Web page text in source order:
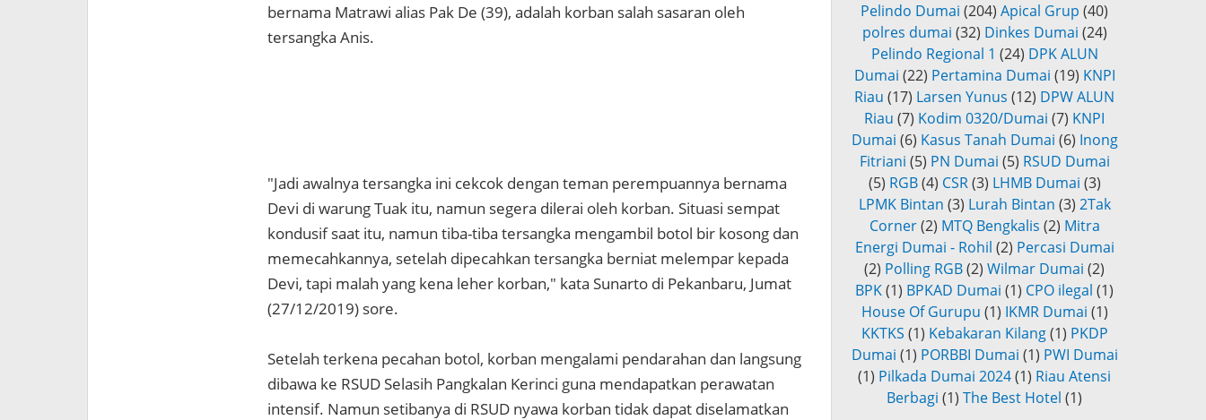
bernama Matrawi alias Pak De (39), adalah korban salah sasaran oleh
tersangka Anis.
"Jadi awalnya tersangka ini cekcok dengan teman perempuannya bernama
Devi di warung Tuak itu, namun segera dilerai oleh korban. Situasi sempat
kondusif saat itu, namun tiba-tiba tersangka mengambil botol bir kosong dan
memecahkannya, setelah dipecahkan tersangka berniat melempar kepada
Devi, tapi malah yang kena leher korban," kata Sunarto di Pekanbaru, Jumat
(27/12/2019) sore.
Setelah terkena pecahan botol, korban mengalami pendarahan dan langsung
dibawa ke RSUD Selasih Pangkalan Kerinci guna mendapatkan perawatan
intensif. Namun setibanya di RSUD nyawa korban tidak dapat diselamatkan
Pelindo Dumai (204) Apical Grup (40)
polres dumai (32) Dinkes Dumai (24)
Pelindo Regional 1 (24) DPK ALUN
Dumai (22) Pertamina Dumai (19) KNPI
Riau (17) Larsen Yunus (12) DPW ALUN
Riau (7) Kodim 0320/Dumai (7) KNPI
Dumai (6) Kasus Tanah Dumai (6) Inong
Fitriani (5) PN Dumai (5) RSUD Dumai
(5) RGB (4) CSR (3) LHMB Dumai (3)
LPMK Bintan (3) Lurah Bintan (3) 2Tak
Corner (2) MTQ Bengkalis (2) Mitra
Energi Dumai - Rohil (2) Percasi Dumai
(2) Polling RGB(2) Wilmar Dumai (2)
BPK(1) BPKAD Dumai (1) CPO ilegal (1)
House Of Gurupu (1) IKMR Dumai (1)
KKTKS (1) Kebakaran Kilang (1) PKDP
Dumai (1) PORBBI Dumai (1) PWI Dumai
(1) Pilkada Dumai 2024(1) Riau Atensi
Berbagi (1) The Best Hotel (1)